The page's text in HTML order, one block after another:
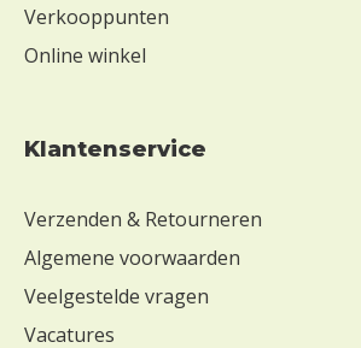
Verkooppunten
Online winkel
Klantenservice
Verzenden & Retourneren
Algemene voorwaarden
Veelgestelde vragen
Vacatures